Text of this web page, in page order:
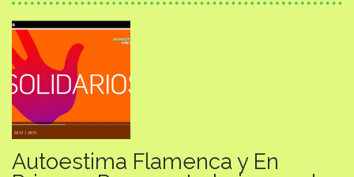
Autoestima Flamenca y En